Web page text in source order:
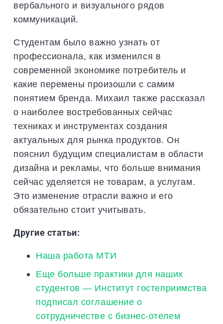
вербального и визуального рядов
коммуникаций.
Студентам было важно узнать от
профессионала, как изменился в
современной экономике потребитель и
какие перемены произошли с самим
понятием бренда. Михаил также рассказал
о наиболее востребованных сейчас
техниках и инструментах создания
актуальных для рынка продуктов. Он
пояснил будущим специалистам в области
дизайна и рекламы, что больше внимания
сейчас уделяется не товарам, а услугам.
Это изменение отрасли важно и его
обязательно стоит учитывать.
Другие статьи:
Наша работа МТИ
Еще больше практики для наших
студентов — Институт гостеприимства
подписал соглашение о
сотрудничестве с бизнес-отелем